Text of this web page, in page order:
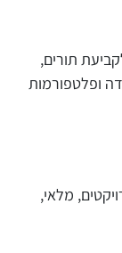
תורים,
ופלטפורמות
מלאי,